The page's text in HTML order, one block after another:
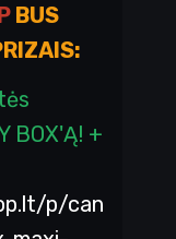
BUS
BOX'Ą! +
p/can